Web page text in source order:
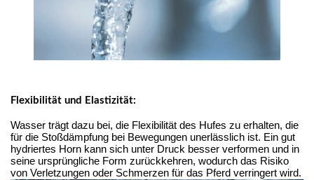
Flexibilität und Elastizität:
Wasser trägt dazu bei, die Flexibilität des Hufes zu erhalten, die
für die Stoßdämpfung bei Bewegungen unerlässlich ist. Ein gut
hydriertes Horn kann sich unter Druck besser verformen und in
seine ursprüngliche Form zurückkehren, wodurch das Risiko
von Verletzungen oder Schmerzen für das Pferd verringert wird.